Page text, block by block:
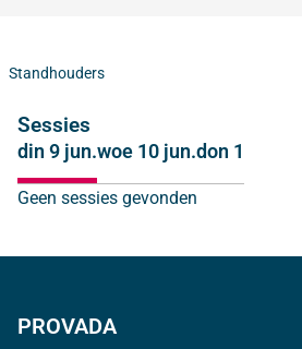
Standhouders
Sessies
din 9 jun.woe 10 jun.don 11 jun.
Geen sessies gevonden
PROVADA